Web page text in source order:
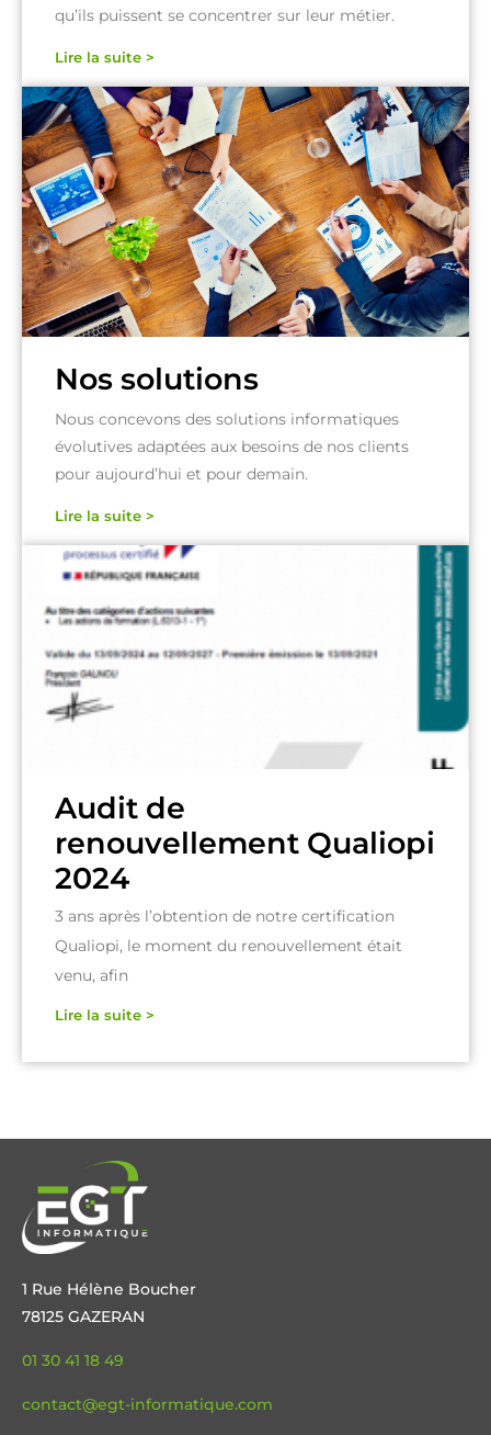
qu’ils puissent se concentrer sur leur métier.
Lire la suite >
Nos solutions
Nous concevons des solutions informatiques
évolutives adaptées aux besoins de nos clients
pour aujourd’hui et pour demain.
Lire la suite >
Audit de
renouvellement Qualiopi
2024
3 ans après l’obtention de notre certification
Qualiopi, le moment du renouvellement était
venu, afin
Lire la suite >
1 Rue Hélène Boucher
78125 GAZERAN
01 30 41 18 49
contact@egt-informatique.com